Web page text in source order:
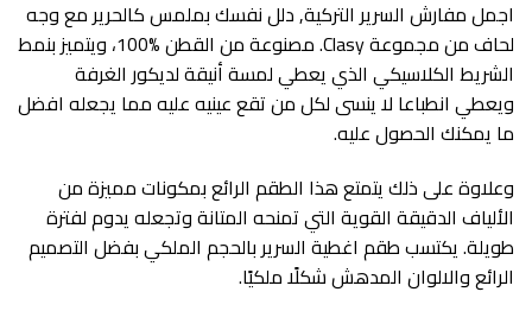
اجمل مفارش السرير التركية, دلل نفسك بملمس كالحرير مع وجه
لحاف من مجموعة Clasy. مصنوعة من القطن %100، ويتميز بنمط
الشريط الكلاسيكي الذي يعطي لمسة أنيقة لديكور الغرفة
ويعطي انطباعا لا ينسى لكل من تقع عينيه عليه مما يجعله افضل
ما يمكنك الحصول عليه.
وعلاوة على ذلك يتمتع هذا الطقم الرائع بمكونات مميزة من
الألياف الدقيقة القوية التي تمنحه المتانة وتجعله يدوم لفترة
طويلة. يكتسب طقم اغطية السرير بالحجم الملكي بفضل التصميم
الرائع والالوان المدهش شكلًا ملكيًا.